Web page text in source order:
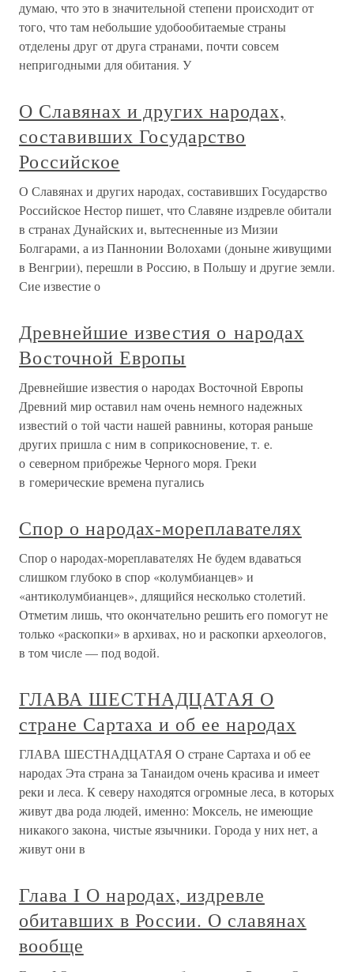
думаю, что это в значительной степени происходит от
того, что там небольшие удобообитаемые страны
отделены друг от друга странами, почти совсем
непригодными для обитания. У
О Славянах и других народах,
составивших Государство
Российское
О Славянах и других народах, составивших Государство
Российское Нестор пишет, что Славяне издревле обитали
в странах Дунайских и, вытесненные из Мизии
Болгарами, а из Паннонии Волохами (доныне живущими
в Венгрии), перешли в Россию, в Польшу и другие земли.
Сие известие о
Древнейшие известия о народах
Восточной Европы
Древнейшие известия о народах Восточной Европы
Древний мир оставил нам очень немного надежных
известий о той части нашей равнины, которая раньше
других пришла с ним в соприкосновение, т. е.
о северном прибрежье Черного моря. Греки
в гомерические времена пугались
Спор о народах-мореплавателях
Спор о народах-мореплавателях Не будем вдаваться
слишком глубоко в спор «колумбианцев» и
«антиколумбианцев», длящийся несколько столетий.
Отметим лишь, что окончательно решить его помогут не
только «раскопки» в архивах, но и раскопки археологов,
в том числе — под водой.
ГЛАВА ШЕСТНАДЦАТАЯ О
стране Сартаха и об ее народах
ГЛАВА ШЕСТНАДЦАТАЯ О стране Сартаха и об ее
народах Эта страна за Танаидом очень красива и имеет
реки и леса. К северу находятся огромные леса, в которых
живут два рода людей, именно: Моксель, не имеющие
никакого закона, чистые язычники. Города у них нет, а
живут они в
Глава I О народах, издревле
обитавших в России. О славянах
вообще